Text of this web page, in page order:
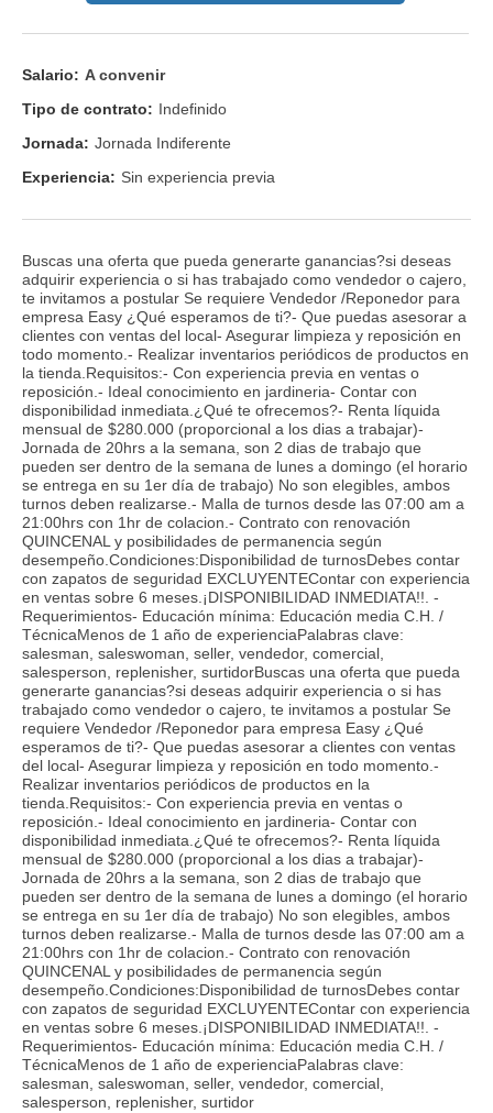
Salario: A convenir
Tipo de contrato: Indefinido
Jornada: Jornada Indiferente
Experiencia: Sin experiencia previa
Buscas una oferta que pueda generarte ganancias?si deseas
adquirir experiencia o si has trabajado como vendedor o cajero,
te invitamos a postular Se requiere Vendedor /Reponedor para
empresa Easy ¿Qué esperamos de ti?- Que puedas asesorar a
clientes con ventas del local- Asegurar limpieza y reposición en
todo momento.- Realizar inventarios periódicos de productos en
la tienda.Requisitos:- Con experiencia previa en ventas o
reposición.- Ideal conocimiento en jardineria- Contar con
disponibilidad inmediata.¿Qué te ofrecemos?- Renta líquida
mensual de $280.000 (proporcional a los dias a trabajar)-
Jornada de 20hrs a la semana, son 2 dias de trabajo que
pueden ser dentro de la semana de lunes a domingo (el horario
se entrega en su 1er día de trabajo) No son elegibles, ambos
turnos deben realizarse.- Malla de turnos desde las 07:00 am a
21:00hrs con 1hr de colacion.- Contrato con renovación
QUINCENAL y posibilidades de permanencia según
desempeño.Condiciones:Disponibilidad de turnosDebes contar
con zapatos de seguridad EXCLUYENTEContar con experiencia
en ventas sobre 6 meses.¡DISPONIBILIDAD INMEDIATA!!. -
Requerimientos- Educación mínima: Educación media C.H. /
TécnicaMenos de 1 año de experienciaPalabras clave:
salesman, saleswoman, seller, vendedor, comercial,
salesperson, replenisher, surtidorBuscas una oferta que pueda
generarte ganancias?si deseas adquirir experiencia o si has
trabajado como vendedor o cajero, te invitamos a postular Se
requiere Vendedor /Reponedor para empresa Easy ¿Qué
esperamos de ti?- Que puedas asesorar a clientes con ventas
del local- Asegurar limpieza y reposición en todo momento.-
Realizar inventarios periódicos de productos en la
tienda.Requisitos:- Con experiencia previa en ventas o
reposición.- Ideal conocimiento en jardineria- Contar con
disponibilidad inmediata.¿Qué te ofrecemos?- Renta líquida
mensual de $280.000 (proporcional a los dias a trabajar)-
Jornada de 20hrs a la semana, son 2 dias de trabajo que
pueden ser dentro de la semana de lunes a domingo (el horario
se entrega en su 1er día de trabajo) No son elegibles, ambos
turnos deben realizarse.- Malla de turnos desde las 07:00 am a
21:00hrs con 1hr de colacion.- Contrato con renovación
QUINCENAL y posibilidades de permanencia según
desempeño.Condiciones:Disponibilidad de turnosDebes contar
con zapatos de seguridad EXCLUYENTEContar con experiencia
en ventas sobre 6 meses.¡DISPONIBILIDAD INMEDIATA!!. -
Requerimientos- Educación mínima: Educación media C.H. /
TécnicaMenos de 1 año de experienciaPalabras clave:
salesman, saleswoman, seller, vendedor, comercial,
salesperson, replenisher, surtidor